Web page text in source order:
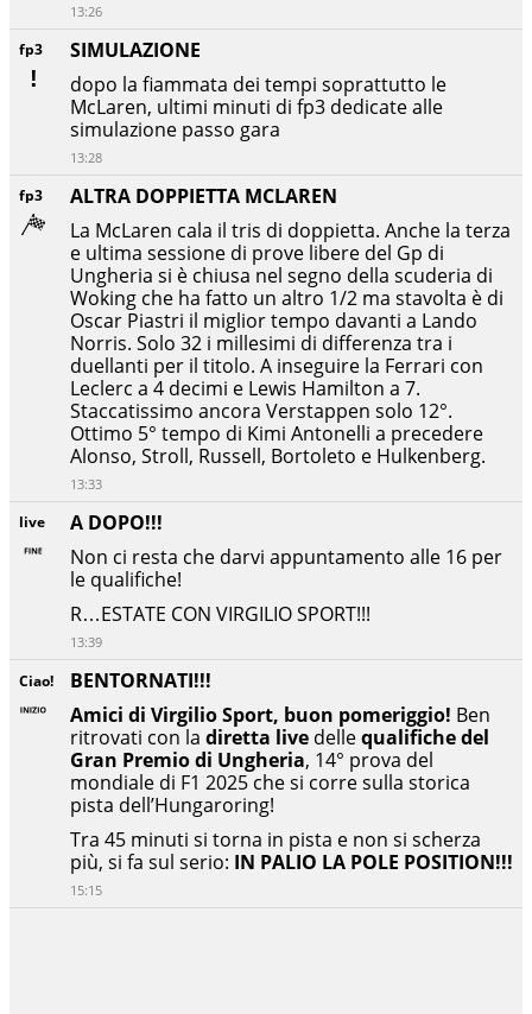
Ciao!
BENTORNATI!!!
Amici di Virgilio Sport, buon pomeriggio! Ben
ritrovati con la diretta live dellequalifiche del
Gran Premio di Ungheria, 14° prova del
mondiale di F1 2025 che si corre sulla storica
pista dell’Hungaroring!
Tra 45 minuti si torna in pista e non si scherza
più, si fa sul serio: IN PALIO LA POLE POSITION!!!
15:15
live
A DOPO!!!
Non ci resta che darvi appuntamento alle 16 per
le qualifiche!
R…ESTATE CON VIRGILIO SPORT!!!
13:39
fp3
ALTRA DOPPIETTA MCLAREN
La McLaren cala il tris di doppietta. Anche la terza
e ultima sessione di prove libere del Gp di
Ungheria si è chiusa nel segno della scuderia di
Woking che ha fatto un altro 1/2 ma stavolta è di
Oscar Piastri il miglior tempo davanti a Lando
Norris. Solo 32 i millesimi di differenza tra i
duellanti per il titolo. A inseguire la Ferrari con
Leclerc a 4 decimi e Lewis Hamilton a 7.
Staccatissimo ancora Verstappen solo 12°.
Ottimo 5° tempo di Kimi Antonelli a precedere
Alonso, Stroll, Russell, Bortoleto e Hulkenberg.
13:33
fp3
SIMULAZIONE
dopo la fiammata dei tempi soprattutto le
McLaren, ultimi minuti di fp3 dedicate alle
simulazione passo gara
13:28
13:26